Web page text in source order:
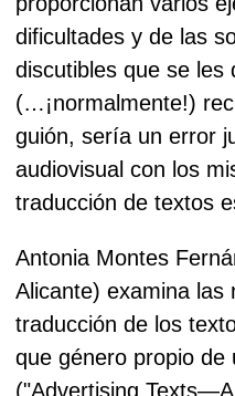
dificultades y de las
discutibles que se les
(…¡normalmente!)
guión, sería un error
audiovisual con los
traducción de textos
Antonia Montes
Alicante) examina las
traducción de los
que género propio de
("Advertising